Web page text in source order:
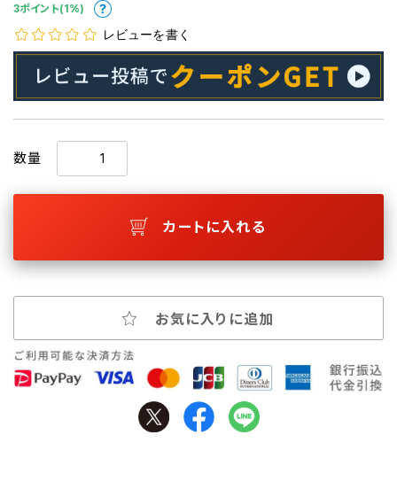
3ポイント(1%)
レビューを書く
数量
カートに入れる
お気に入りに追加